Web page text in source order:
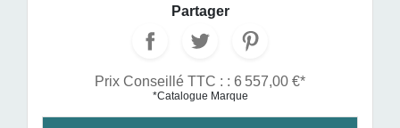
Partager
Prix Conseillé TTC : : 6 557,00 €*
*Catalogue Marque